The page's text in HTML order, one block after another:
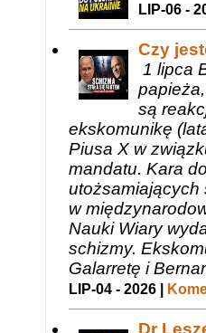
LIP-06 -
Czy
1 lipca
są
ekskomunikę
Piusa X w
mandatu. Kara
utożsamiających
w
Nauki Wiary
schizmy.
Galarretę i
LIP-04 - 2026 |
Dr